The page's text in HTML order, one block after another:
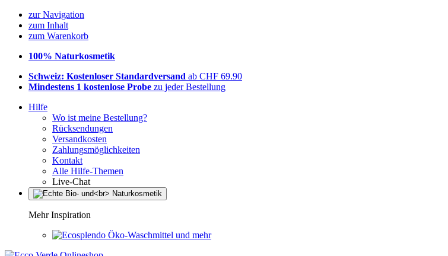
zur Navigation
zum Inhalt
zum Warenkorb
100% Naturkosmetik
Schweiz: Kostenloser Standardversand ab CHF 69.90
Mindestens 1 kostenlose Probe zu jeder Bestellung
Hilfe
Wo ist meine Bestellung?
Rücksendungen
Versandkosten
Zahlungsmöglichkeiten
Kontakt
Alle Hilfe-Themen
Live-Chat
Mehr Inspiration
Öko-Waschmittel und mehr